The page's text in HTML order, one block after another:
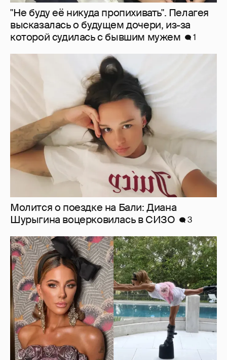
Молится о поездке на Бали: Диана
Шурыгина воцерковилась в СИЗО
Ботинки на высокой платформе и
крашеный кот-компаньон: 53-летняя Кейт
Бекинсейл показала, как занимается
йогой
12